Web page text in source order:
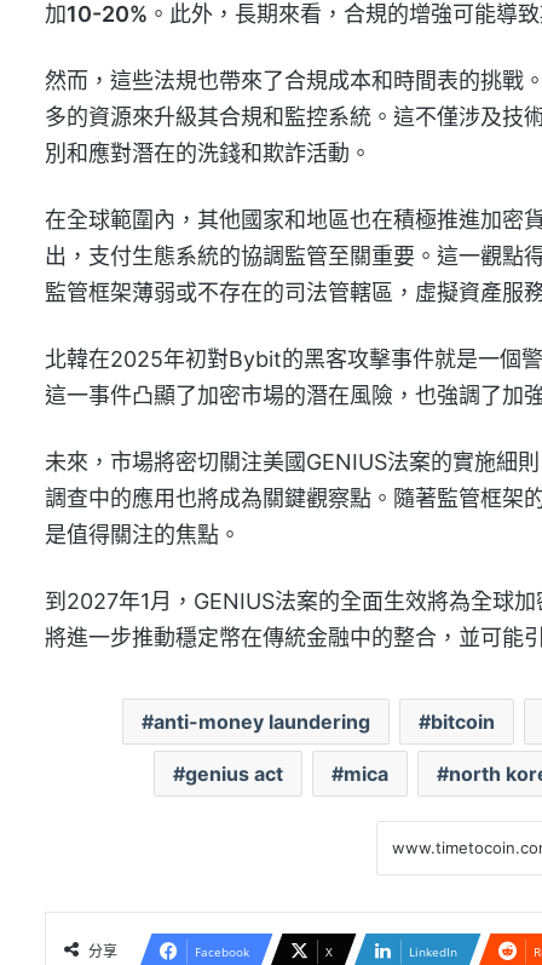
加10-20% 。此外，長期來看，合規的增強可能導
然而，這些法規也帶來了合規成本和時間表的挑戰
多的資源來升級其合規和監控系統。這不僅涉及技
別和應對潛在的洗錢和欺詐活動。
在全球範圍內，其他國家和地區也在積極推進加密
出，支付生態系統的協調監管至關重要。這一觀點
監管框架薄弱或不存在的司法管轄區，虛擬資產服
北韓在2025年初對Bybit的黑客攻擊事件就是一個
這一事件凸顯了加密市場的潛在風險，也強調了加
未來，市場將密切關注美國GENIUS法案的實施細
調查中的應用也將成為關鍵觀察點。隨著監管框架
是值得關注的焦點。
到2027年1月，GENIUS法案的全面生效將為全球
將進一步推動穩定幣在傳統金融中的整合，並可能
anti-money laundering bitcoin
genius act mica north
分享 Facebook X LinkedIn